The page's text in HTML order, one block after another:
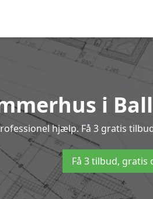
i
hjælp. Få 3 gratis
Få 3 tilbud,